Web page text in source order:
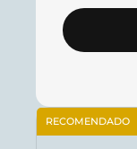
RECOMENDADO